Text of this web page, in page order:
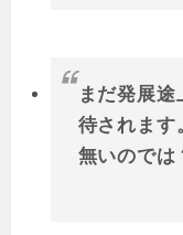
まだ発展
待されます
無いのでは